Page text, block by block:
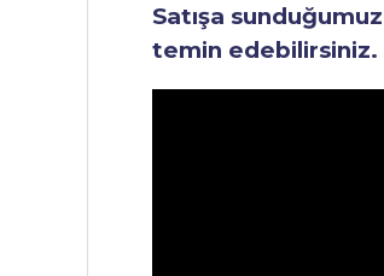
Satışa
temin edebilirsiniz.